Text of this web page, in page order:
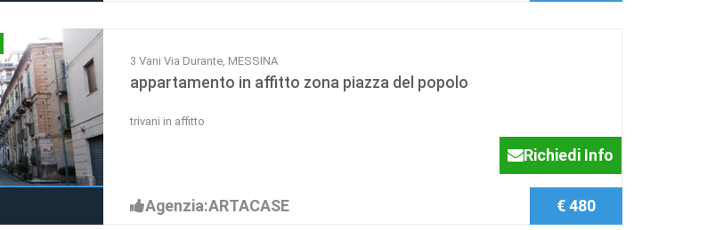
3 Vani Via Durante, MESSINA
appartamento in affitto zona piazza del popolo
trivani in affitto
Richiedi Info
Agenzia:ARTACASE € 480